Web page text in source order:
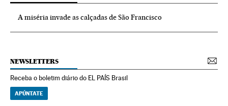
A miséria invade as calçadas de São Francisco
NEWSLETTERS
Receba o boletim diário do EL PAÍS Brasil
APÚNTATE